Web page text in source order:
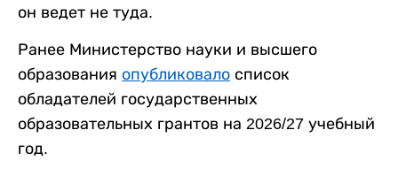
он ведет не туда.
Ранее Министерство науки и высшего
образования опубликовало список
обладателей государственных
образовательных грантов на 2026/27 учебный
год.